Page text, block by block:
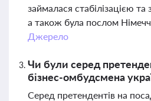
займалася стабілізацією
а також була послом
Джерело
Чи були серед
бізнес-омбудсмена
Серед претендентів на